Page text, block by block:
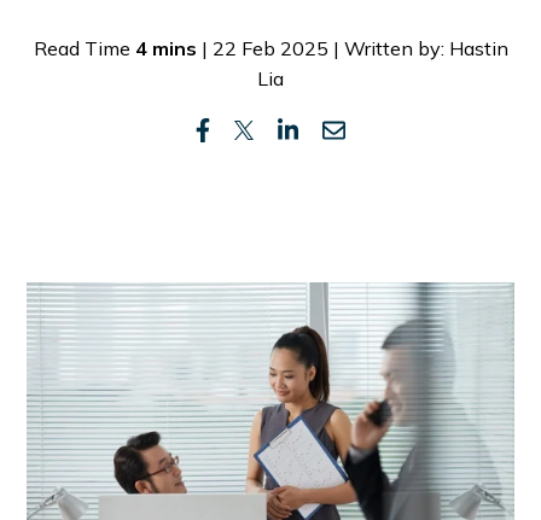
Read Time 4 mins | 22 Feb 2025 | Written by: Hastin
Lia